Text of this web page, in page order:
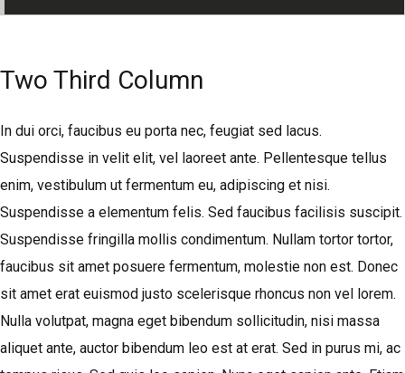
Two Third Column
In dui orci, faucibus eu porta nec, feugiat sed lacus.
Suspendisse in velit elit, vel laoreet ante. Pellentesque tellus
enim, vestibulum ut fermentum eu, adipiscing et nisi.
Suspendisse a elementum felis. Sed faucibus facilisis suscipit.
Suspendisse fringilla mollis condimentum. Nullam tortor tortor,
faucibus sit amet posuere fermentum, molestie non est. Donec
sit amet erat euismod justo scelerisque rhoncus non vel lorem.
Nulla volutpat, magna eget bibendum sollicitudin, nisi massa
aliquet ante, auctor bibendum leo est at erat. Sed in purus mi, ac